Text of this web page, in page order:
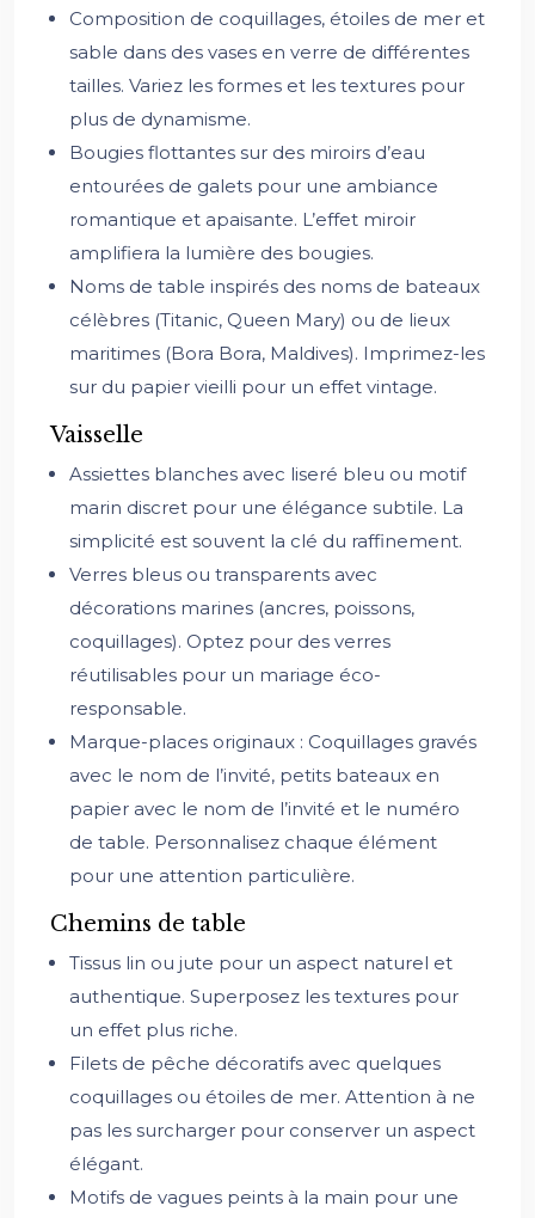
Composition de coquillages, étoiles de mer et
sable dans des vases en verre de différentes
tailles. Variez les formes et les textures pour
plus de dynamisme.
Bougies flottantes sur des miroirs d’eau
entourées de galets pour une ambiance
romantique et apaisante. L’effet miroir
amplifiera la lumière des bougies.
Noms de table inspirés des noms de bateaux
célèbres (Titanic, Queen Mary) ou de lieux
maritimes (Bora Bora, Maldives). Imprimez-les
sur du papier vieilli pour un effet vintage.
Vaisselle
Assiettes blanches avec liseré bleu ou motif
marin discret pour une élégance subtile. La
simplicité est souvent la clé du raffinement.
Verres bleus ou transparents avec
décorations marines (ancres, poissons,
coquillages). Optez pour des verres
réutilisables pour un mariage éco-
responsable.
Marque-places originaux : Coquillages gravés
avec le nom de l’invité, petits bateaux en
papier avec le nom de l’invité et le numéro
de table. Personnalisez chaque élément
pour une attention particulière.
Chemins de table
Tissus lin ou jute pour un aspect naturel et
authentique. Superposez les textures pour
un effet plus riche.
Filets de pêche décoratifs avec quelques
coquillages ou étoiles de mer. Attention à ne
pas les surcharger pour conserver un aspect
élégant.
Motifs de vagues peints à la main pour une